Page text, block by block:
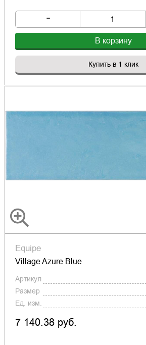
-
В корзину
Купить в 1 клик
Equipe
Village Azure Blue
Артикул
Размер
Ед. изм.
7 140.38 руб.